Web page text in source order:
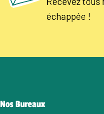
échappée !
Nos Bureaux